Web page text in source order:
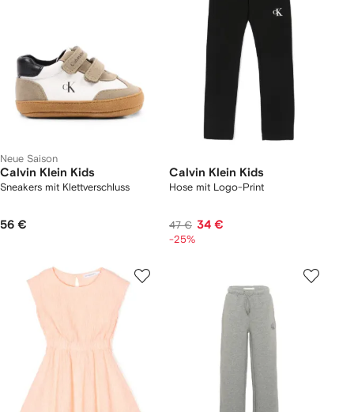
Neue Saison
Calvin Klein Kids
Sneakers mit Klettverschluss
56 €
Calvin Klein Kids
Hose mit Logo-Print
47 € 34 €
-25%